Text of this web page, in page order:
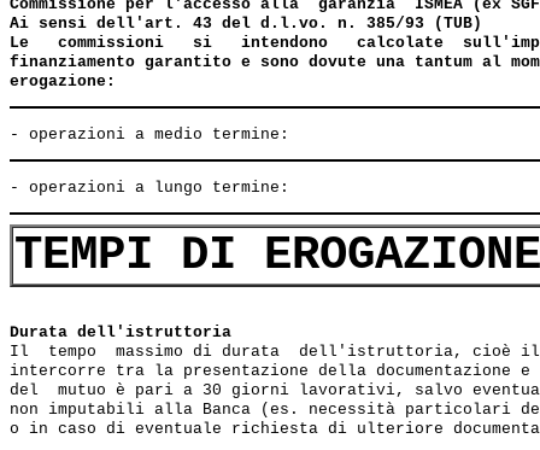
Commissione per l'accesso alla  garanzia  ISMEA (ex
Ai sensi dell'art. 43 del d.l.vo. n. 385/93 (TUB)
Le   commissioni   si   intendono   calcolate
finanziamento garantito e sono dovute una tantum al
erogazione:
TEMPI DI
Durata dell'istruttoria
Il  tempo  massimo di durata  dell'istruttoria, cioè il
intercorre tra la presentazione della documentazione
del  mutuo è pari a 30 giorni lavorativi, salvo
non imputabili alla Banca (es. necessità particolari
o in caso di eventuale richiesta di ulteriore